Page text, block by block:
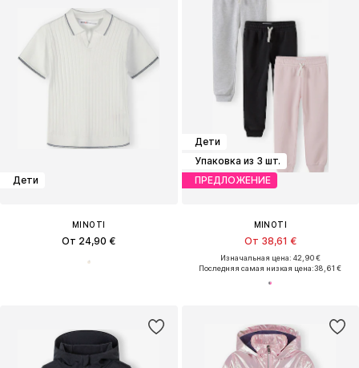
Дети
MINOTI
От 24,90 €
Дети
Упаковка из 3 шт.
ПРЕДЛОЖЕНИЕ
MINOTI
От 38,61 €
Изначальная цена: 42,90 €
Последняя самая низкая цена:38,61 €